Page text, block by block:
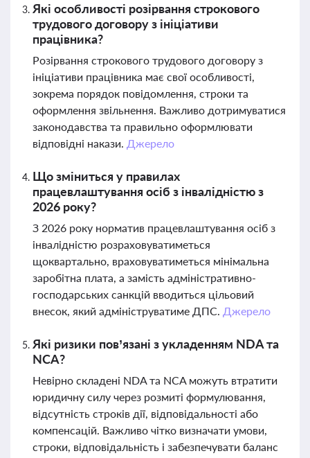
Які особливості розірвання строкового
трудового договору з ініціативи
працівника?
Розірвання строкового трудового договору з
ініціативи працівника має свої особливості,
зокрема порядок повідомлення, строки та
оформлення звільнення. Важливо дотримуватися
законодавства та правильно оформлювати
відповідні накази. Джерело
Що зміниться у правилах
працевлаштування осіб з інвалідністю з
2026 року?
З 2026 року норматив працевлаштування осіб з
інвалідністю розраховуватиметься
щоквартально, враховуватиметься мінімальна
заробітна плата, а замість адміністративно-
господарських санкцій вводиться цільовий
внесок, який адмініструватиме ДПС. Джерело
Які ризики пов’язані з укладенням NDA та
NCA?
Невірно складені NDA та NCA можуть втратити
юридичну силу через розмиті формулювання,
відсутність строків дії, відповідальності або
компенсацій. Важливо чітко визначати умови,
строки, відповідальність і забезпечувати баланс